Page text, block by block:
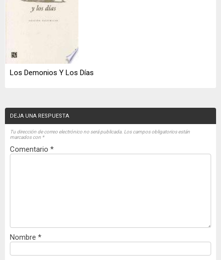
Los Demonios Y Los Días
DEJA UNA RESPUESTA
Tu dirección de correo electrónico no será publicada. Los campos obligatorios están
marcados con *
Comentario *
Nombre *